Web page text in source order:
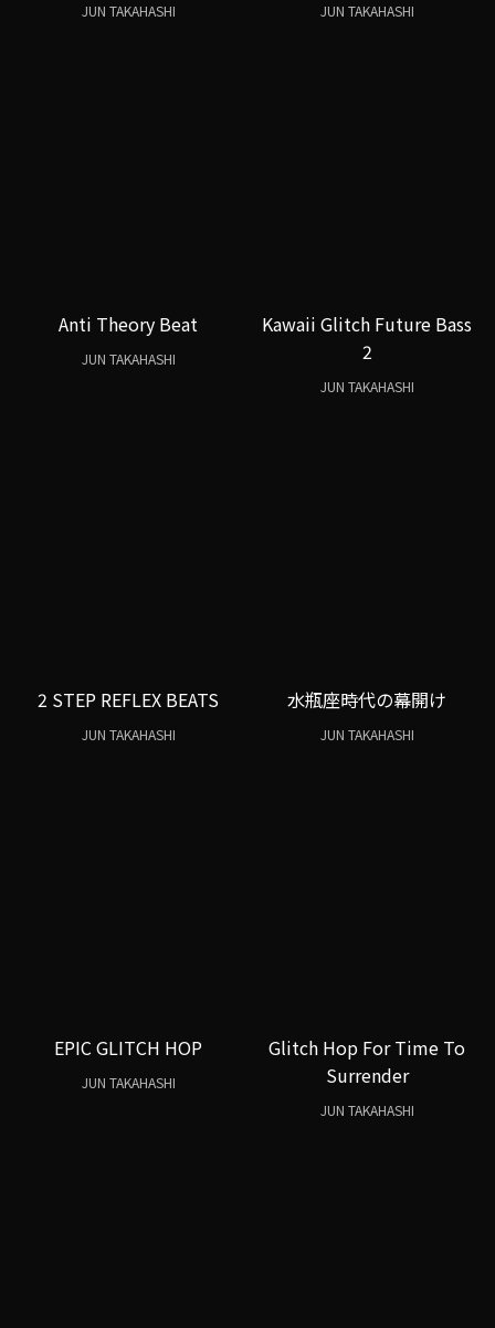
JUN TAKAHASHI JUN TAKAHASHI
Anti Theory Beat
JUN TAKAHASHI
Kawaii Glitch Future Bass
2
JUN TAKAHASHI
2 STEP REFLEX BEATS
JUN TAKAHASHI
水瓶座時代の幕開け
JUN TAKAHASHI
EPIC GLITCH HOP
JUN TAKAHASHI
Glitch Hop For Time To
Surrender
JUN TAKAHASHI